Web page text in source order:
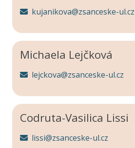
kujanikova@zsanceske-ul.cz
Michaela Lejčková
lejckova@zsanceske-ul.cz
Codruta-Vasilica Lissi
lissi@zsanceske-ul.cz